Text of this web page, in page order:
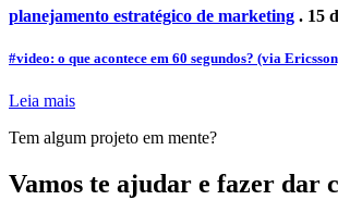
planejamento estratégico de marketing . 15
#video: o que acontece em 60 segundos? (via
Leia mais
Tem algum projeto em mente?
Vamos te ajudar e fazer dar